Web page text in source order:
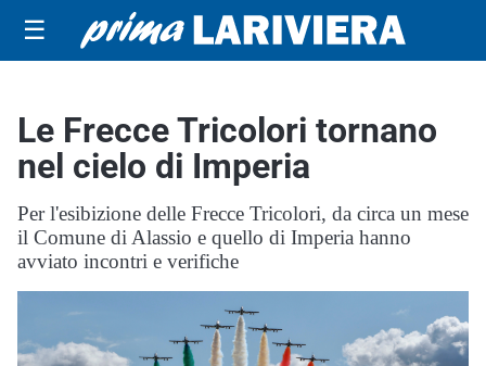
☰
Le Frecce Tricolori tornano
nel cielo di Imperia
Per l'esibizione delle Frecce Tricolori, da circa un mese
il Comune di Alassio e quello di Imperia hanno
avviato incontri e verifiche